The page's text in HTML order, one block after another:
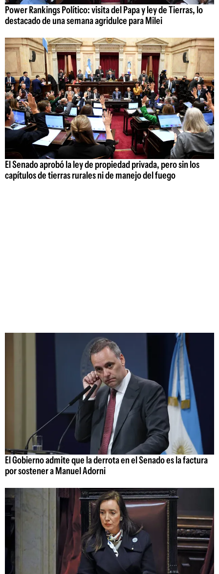
Power Rankings Político: visita del Papa y ley de Tierras, lo
destacado de una semana agridulce para Milei
El Senado aprobó la ley de propiedad privada, pero sin los
capítulos de tierras rurales ni de manejo del fuego
El Gobierno admite que la derrota en el Senado es la factura
por sostener a Manuel Adorni